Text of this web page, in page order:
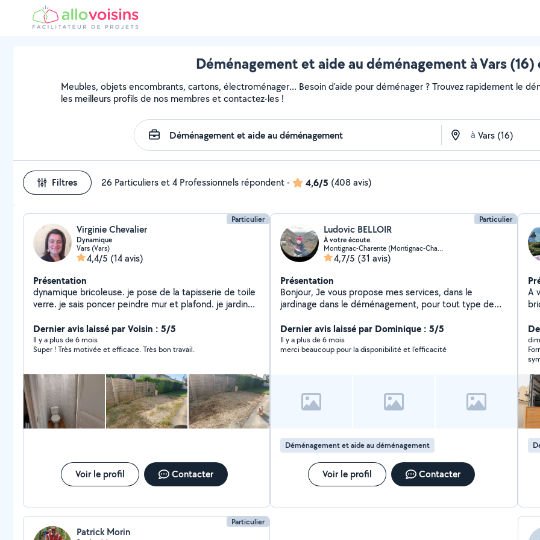
Déménagement et aide au déménagement à Vars
Meubles, objets encombrants, cartons, électroménager... Besoin d'aide pour déménager ? Trouvez rapidement le
les meilleurs profils de nos membres et contactez-les !
à
Filtres 26 Particuliers et 4 Professionnels répondent- 4,6/5 (408 avis)
Particulier
Virginie Chevalier
Dynamique
Vars (Vars)
4,4/5 (14 avis)
Présentation
dynamique bricoleuse. je pose de la tapisserie de toile
verre. je sais poncer peindre mur et plafond. je jardine
monte également des meubles et entretenir vos
jardins. bref n'hésitez pas à me demander des
renseignements complémentaires je vous répondrais
Dernier avis laissé par Voisin : 5/5
Il y a plus de 6 mois
Super ! Très motivée et efficace. Très bon travail.
Voir le profil Contacter
Particulier
Ludovic BELLOIR
À votre écoute.
Montignac-Charente (Montignac-Charente)
4,7/5 (31 avis)
Présentation
Bonjour, Je vous propose mes services, dans le
jardinage dans le déménagement, pour tout type de
souhaitant vous rendre service et en donnant le
Dernier avis laissé par Dominique : 5/5
Il y a plus de 6 mois
merci beaucoup pour la disponibilité et l'efficacité
Déménagement et aide au déménagement
Voir le profil Contacter
A
de
.
Particulier
Patrick Morin